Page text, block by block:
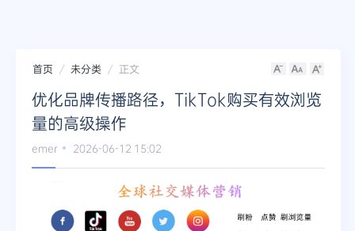
首页 未分类 正文
优化品牌传播路径，TikTok购买有效浏览
量的高级操作
emer 2026-06-12 15:02